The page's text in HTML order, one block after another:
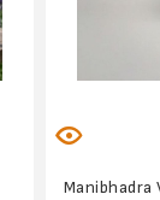
Manibhadra